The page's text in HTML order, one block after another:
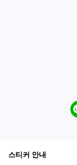
스티커 안내